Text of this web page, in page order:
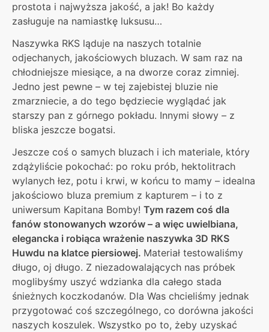
prostota i najwyższa jakość, a jak! Bo każdy
zasługuje na namiastkę luksusu…
Naszywka RKS ląduje na naszych totalnie
odjechanych, jakościowych bluzach. W sam raz na
chłodniejsze miesiące, a na dworze coraz zimniej.
Jedno jest pewne – w tej zajebistej bluzie nie
zmarzniecie, a do tego będziecie wyglądać jak
starszy pan z górnego pokładu. Innymi słowy – z
bliska jeszcze bogatsi.
Jeszcze coś o samych bluzach i ich materiale, który
zdążyliście pokochać: po roku prób, hektolitrach
wylanych łez, potu i krwi, w końcu to mamy – idealna
jakościowo bluza premium z kapturem – i to z
uniwersum Kapitana Bomby! Tym razem coś dla
fanów stonowanych wzorów – a więc uwielbiana,
elegancka i robiąca wrażenie naszywka 3D RKS
Huwdu na klatce piersiowej. Materiał testowaliśmy
długo, oj długo. Z niezadowalających nas próbek
moglibyśmy uszyć wdzianka dla całego stada
śnieżnych koczkodanów. Dla Was chcieliśmy jednak
przygotować coś szczególnego, co dorówna jakości
naszych koszulek. Wszystko po to, żeby uzyskać